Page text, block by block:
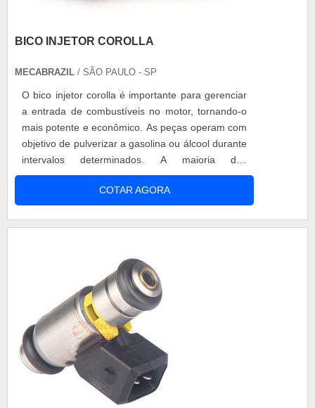
BICO INJETOR COROLLA
MECABRAZIL / SÃO PAULO - SP
O bico injetor corolla é importante para gerenciar
a entrada de combustíveis no motor, tornando-o
mais potente e econômico. As peças operam com
objetivo de pulverizar a gasolina ou álcool durante
intervalos determinados. A maioria dos
automóveis possui válvula injetora e qualquer
problema na peça é motivo para uma dor de
cabeça. COMO DESCOBRIR FALHAS NO BICO
COTAR AGORA